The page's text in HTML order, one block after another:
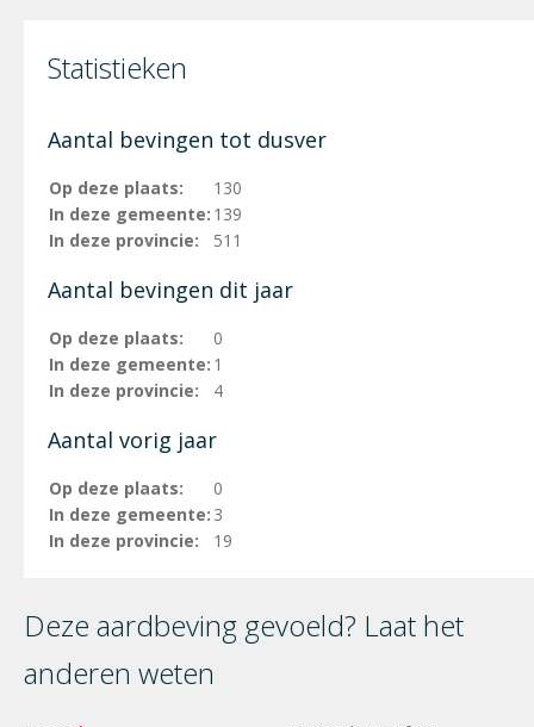
Statistieken
Aantal bevingen tot dusver
Op deze plaats:
130
In deze gemeente: 139
In deze provincie:
511
Aantal bevingen dit jaar
Op deze plaats:
0
In deze gemeente: 1
In deze provincie:
4
Aantal vorig jaar
Op deze plaats:
0
In deze gemeente: 3
In deze provincie:
19
Deze aardbeving gevoeld? Laat het
anderen weten